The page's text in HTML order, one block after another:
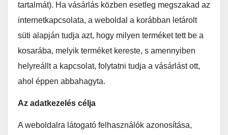
tartalmát). Ha vásárlás közben esetleg megszakad az
internetkapcsolata, a weboldal a korábban letárolt
süti alapján tudja azt, hogy milyen terméket tett be a
kosarába, melyik terméket kereste, s amennyiben
helyreállt a kapcsolat, folytatni tudja a vásárlást ott,
ahol éppen abbahagyta.
Az adatkezelés célja
A weboldalra látogató felhasználók azonosítása,